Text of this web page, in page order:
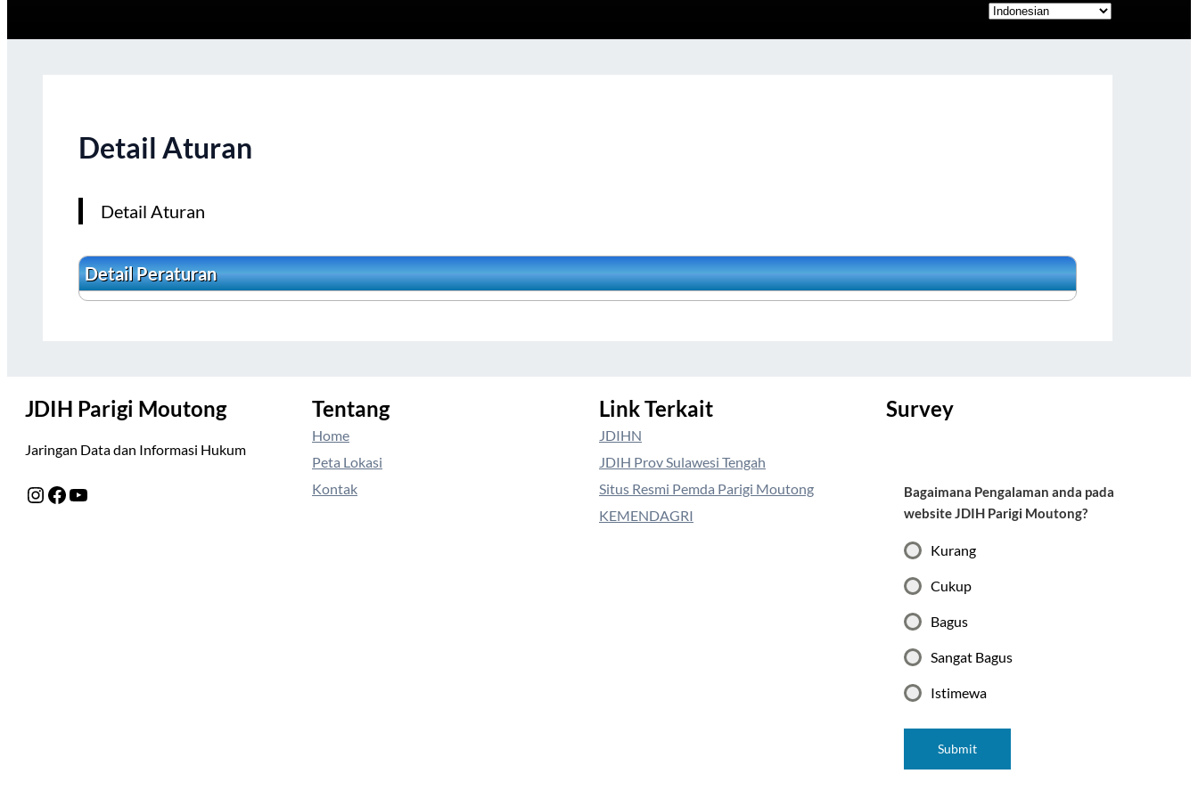
Detail Aturan
Detail Aturan
Detail Peraturan
JDIH Parigi Moutong
Jaringan Data dan Informasi Hukum
Instagram Facebook YouTube
Tentang
Home
Peta Lokasi
Kontak
Link Terkait
JDIHN
JDIH Prov Sulawesi Tengah
Situs Resmi Pemda Parigi Moutong
KEMENDAGRI
Survey
Bagaimana Pengalaman anda pada
website JDIH Parigi Moutong?
Kurang
Cukup
Bagus
Sangat Bagus
Istimewa
Submit